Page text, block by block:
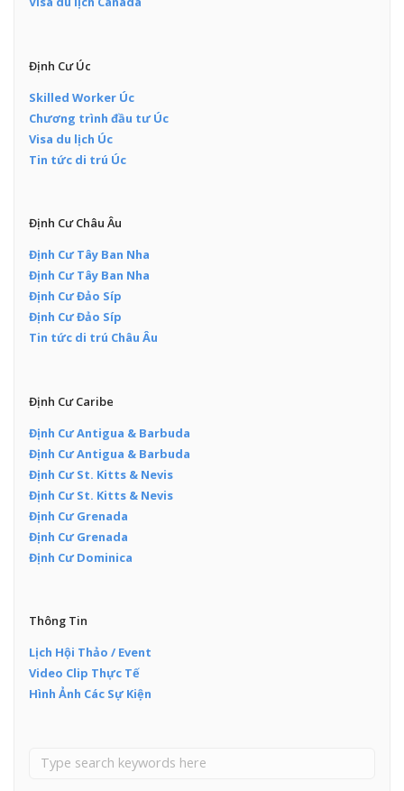
Định Cư Úc
Skilled Worker Úc
Chương trình đầu tư Úc
Visa du lịch Úc
Tin tức di trú Úc
Định Cư Châu Âu
Định Cư Tây Ban Nha
Định Cư Tây Ban Nha
Định Cư Đảo Síp
Định Cư Đảo Síp
Tin tức di trú Châu Âu
Định Cư Caribe
Định Cư Antigua & Barbuda
Định Cư Antigua & Barbuda
Định Cư St. Kitts & Nevis
Định Cư St. Kitts & Nevis
Định Cư Grenada
Định Cư Grenada
Định Cư Dominica
Thông Tin
Lịch Hội Thảo / Event
Video Clip Thực Tế
Hình Ảnh Các Sự Kiện